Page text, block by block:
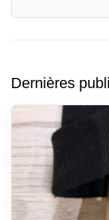
Dernières